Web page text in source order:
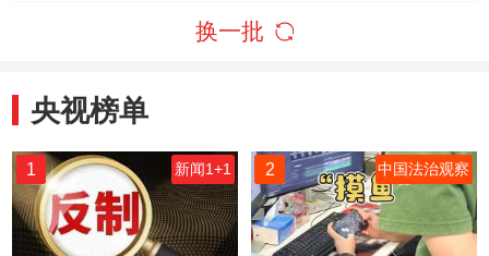
换一批
央视榜单
1 新闻1+1 2 中国法治观察